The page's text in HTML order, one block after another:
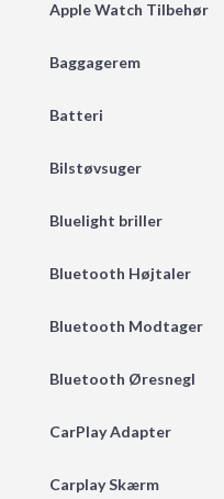
Apple Watch Tilbehør
Baggagerem
Batteri
Bilstøvsuger
Bluelight briller
Bluetooth Højtaler
Bluetooth Modtager
Bluetooth Øresnegl
CarPlay Adapter
Carplay Skærm